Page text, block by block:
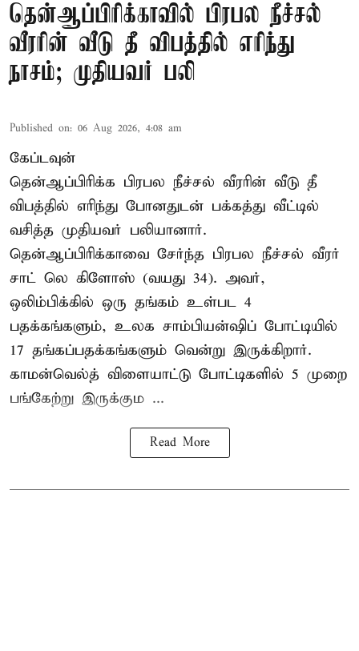
தென்ஆப்பிரிக்காவில் பிரபல நீச்சல்
வீரரின் வீடு தீ விபத்தில் எரிந்து
நாசம்; முதியவர் பலி
Published on: 06 Aug 2026, 4:08 am
கேப்டவுன்
தென்ஆப்பிரிக்க பிரபல நீச்சல் வீரரின் வீடு தீ
விபத்தில் எரிந்து போனதுடன் பக்கத்து வீட்டில்
வசித்த முதியவர் பலியானார்.
தென்ஆப்பிரிக்காவை சேர்ந்த பிரபல நீச்சல் வீரர்
சாட் லெ கிளோஸ் (வயது 34). அவர்,
ஒலிம்பிக்கில் ஒரு தங்கம் உள்பட 4
பதக்கங்களும், உலக சாம்பியன்ஷிப் போட்டியில்
17 தங்கப்பதக்கங்களும் வென்று இருக்கிறார்.
காமன்வெல்த் விளையாட்டு போட்டிகளில் 5 முறை
பங்கேற்று இருக்கும ...
Read More